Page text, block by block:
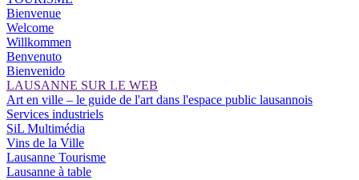
Bienvenue
Welcome
Willkommen
Benvenuto
Bienvenido
LAUSANNE SUR LE WEB
Art en ville – le guide de l'art dans l'espace public lausannois
Services industriels
SiL Multimédia
Vins de la Ville
Lausanne Tourisme
Lausanne à table